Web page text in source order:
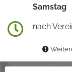
Samstag
nach